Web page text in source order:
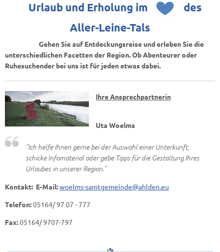
Urlaub und Erholung im
des
Aller-Leine-Tals
Gehen Sie auf Entdeckungsreise und erleben Sie die
unterschiedlichen Facetten der Region. Ob Abenteurer oder
Ruhesuchender bei uns ist für jeden etwas dabei.
Ihre Ansprechpartnerin
Uta Woelms
"Ich helfe Ihnen gerne bei der Auswahl einer Unterkunft,
schicke Infomaterial oder gebe Tipps für die Gestaltung Ihres
Urlaubes in unserer Region."
Kontakt: E-Mail:woelms-samtgemeinde@ahlden.eu
Telefon:05164/ 97 07 - 777
Fax:05164/ 9707-797